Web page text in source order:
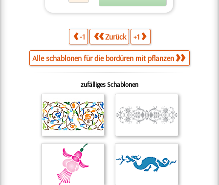
-1 Zurück +1
Alle schablonen für die bordüren mit pflanzen
zufälliges Schablonen